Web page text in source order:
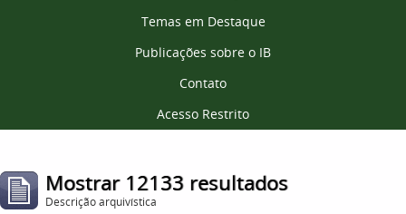
Temas em Destaque
Publicações sobre o IB
Contato
Acesso Restrito
Mostrar 12133 resultados
Descrição arquivística